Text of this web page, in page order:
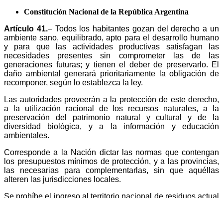
Constitución Nacional de la República Argentina
Artículo 41.– Todos los habitantes gozan del derecho a un
ambiente sano, equilibrado, apto para el desarrollo humano
y para que las actividades productivas satisfagan las
necesidades presentes sin comprometer las de las
generaciones futuras; y tienen el deber de preservarlo. El
daño ambiental generará prioritariamente la obligación de
recomponer, según lo establezca la ley.
Las autoridades proveerán a la protección de este derecho,
a la utilización racional de los recursos naturales, a la
preservación del patrimonio natural y cultural y de la
diversidad biológica, y a la información y educación
ambientales.
Corresponde a la Nación dictar las normas que contengan
los presupuestos mínimos de protección, y a las provincias,
las necesarias para complementarlas, sin que aquéllas
alteren las jurisdicciones locales.
Se prohíbe el ingreso al territorio nacional de residuos actual